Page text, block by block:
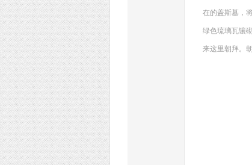
在的盖斯墓，
绿色琉璃瓦镶
来这里朝拜。